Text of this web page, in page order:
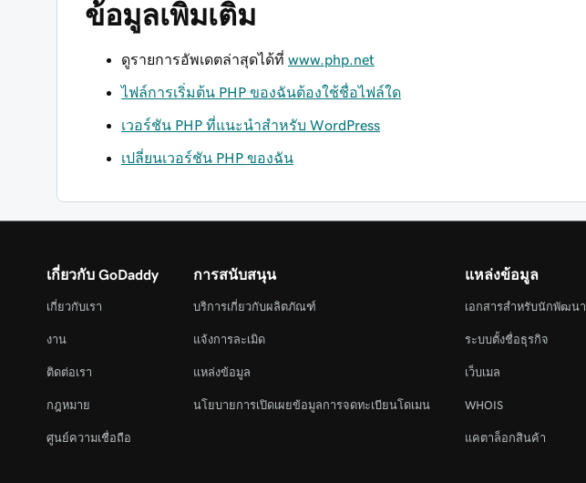
ข้อมูลเพิ่มเติม
ดูรายการอัพเดตล่าสุดได้ที่ www.php.net
ไฟล์การเริ่มต้น PHP ของฉันต้องใช้ชื่อไฟล์ใด
เวอร์ชัน PHP ที่แนะนำสำหรับ WordPress
เปลี่ยนเวอร์ชัน PHP ของฉัน
เกี่ยวกับ GoDaddy
เกี่ยวกับเรา
งาน
ติดต่อเรา
กฎหมาย
ศูนย์ความเชื่อถือ
การสนับสนุน
บริการเกี่ยวกับผลิตภัณฑ์
แจ้งการละเมิด
แหล่งข้อมูล
นโยบายการเปิดเผยข้อมูลการจดทะเบียนโดเมน
แหล่งข้อมูล
เอกสารสำหรับนักพัฒนา
ระบบตั้งชื่อธุรกิจ
เว็บเมล
WHOIS
แคตาล็อกสินค้า